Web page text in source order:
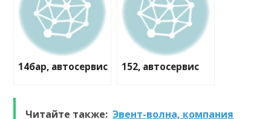
14бар, автосервис 152, автосервис
Читайте также: Эвент-волна, компания